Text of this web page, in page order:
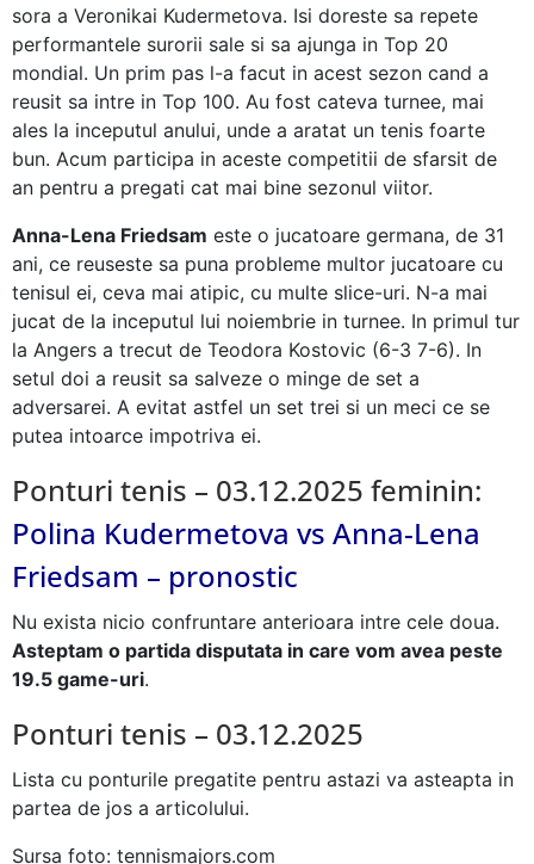
sora a Veronikai Kudermetova. Isi doreste sa repete
performantele surorii sale si sa ajunga in Top 20
mondial. Un prim pas l-a facut in acest sezon cand a
reusit sa intre in Top 100. Au fost cateva turnee, mai
ales la inceputul anului, unde a aratat un tenis foarte
bun. Acum participa in aceste competitii de sfarsit de
an pentru a pregati cat mai bine sezonul viitor.
Anna-Lena Friedsam este o jucatoare germana, de 31
ani, ce reuseste sa puna probleme multor jucatoare cu
tenisul ei, ceva mai atipic, cu multe slice-uri. N-a mai
jucat de la inceputul lui noiembrie in turnee. In primul tur
la Angers a trecut de Teodora Kostovic (6-3 7-6). In
setul doi a reusit sa salveze o minge de set a
adversarei. A evitat astfel un set trei si un meci ce se
putea intoarce impotriva ei.
Ponturi tenis – 03.12.2025 feminin:
Polina Kudermetova vs Anna-Lena
Friedsam – pronostic
Nu exista nicio confruntare anterioara intre cele doua.
Asteptam o partida disputata in care vom avea peste
19.5 game-uri.
Ponturi tenis – 03.12.2025
Lista cu ponturile pregatite pentru astazi va asteapta in
partea de jos a articolului.
Sursa foto: tennismajors.com